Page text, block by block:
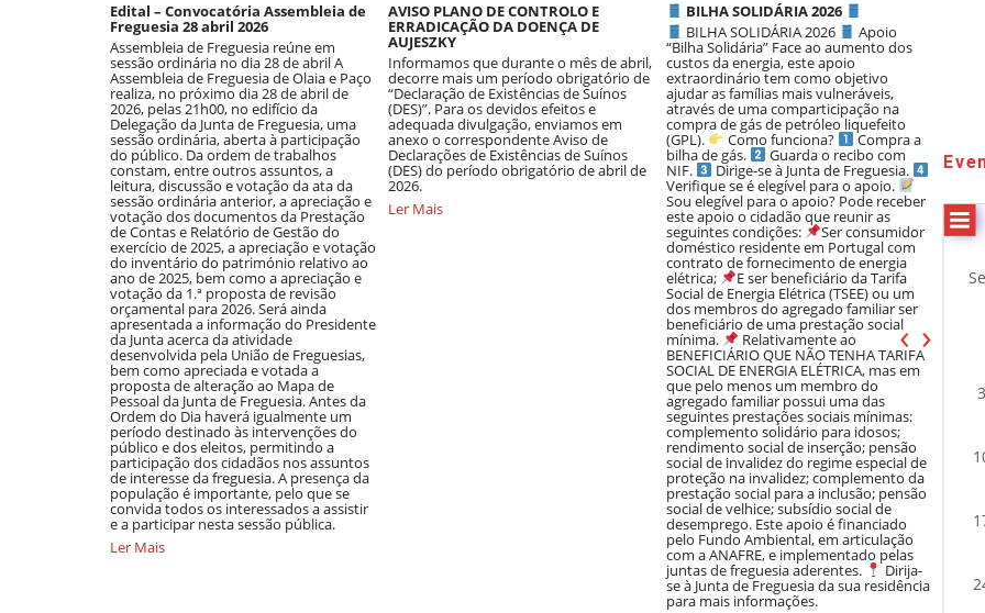
Edital – Convocatória Assembleia de
Freguesia 28 abril 2026
Assembleia de Freguesia reúne em
sessão ordinária no dia 28 de abril A
Assembleia de Freguesia de Olaia e Paço
realiza, no próximo dia 28 de abril de
2026, pelas 21h00, no edifício da
Delegação da Junta de Freguesia, uma
sessão ordinária, aberta à participação
do público. Da ordem de trabalhos
constam, entre outros assuntos, a
leitura, discussão e votação da ata da
sessão ordinária anterior, a apreciação e
votação dos documentos da Prestação
de Contas e Relatório de Gestão do
exercício de 2025, a apreciação e votação
do inventário do património relativo ao
ano de 2025, bem como a apreciação e
votação da 1.ª proposta de revisão
orçamental para 2026. Será ainda
apresentada a informação do Presidente
da Junta acerca da atividade
desenvolvida pela União de Freguesias,
bem como apreciada e votada a
proposta de alteração ao Mapa de
Pessoal da Junta de Freguesia. Antes da
Ordem do Dia haverá igualmente um
período destinado às intervenções do
público e dos eleitos, permitindo a
participação dos cidadãos nos assuntos
de interesse da freguesia. A presença da
população é importante, pelo que se
convida todos os interessados a assistir
e a participar nesta sessão pública.
Ler Mais
AVISO PLANO DE CONTROLO E
ERRADICAÇÃO DA DOENÇA DE
AUJESZKY
Informamos que durante o mês de abril,
decorre mais um período obrigatório de
“Declaração de Existências de Suínos
(DES)”. Para os devidos efeitos e
adequada divulgação, enviamos em
anexo o correspondente Aviso de
Declarações de Existências de Suínos
(DES) do período obrigatório de abril de
2026.
Ler Mais
BILHA SOLIDÁRIA 2026
BILHA SOLIDÁRIA 2026 Apoio
“Bilha Solidária” Face ao aumento dos
custos da energia, este apoio
extraordinário tem como objetivo
ajudar as famílias mais vulneráveis,
através de uma comparticipação na
compra de gás de petróleo liquefeito
(GPL). Como funciona? Compra a
bilha de gás. Guarda o recibo com
NIF. Dirige-se à Junta de Freguesia.
Verifique se é elegível para o apoio.
Sou elegível para o apoio? Pode receber
este apoio o cidadão que reunir as
seguintes condições: Ser consumidor
doméstico residente em Portugal com
contrato de fornecimento de energia
elétrica; E ser beneficiário da Tarifa
Social de Energia Elétrica (TSEE) ou um
dos membros do agregado familiar ser
beneficiário de uma prestação social
mínima. Relativamente ao
BENEFICIÁRIO QUE NÃO TENHA TARIFA
SOCIAL DE ENERGIA ELÉTRICA, mas em
que pelo menos um membro do
agregado familiar possui uma das
seguintes prestações sociais mínimas:
complemento solidário para idosos;
rendimento social de inserção; pensão
social de invalidez do regime especial de
proteção na invalidez; complemento da
prestação social para a inclusão; pensão
social de velhice; subsídio social de
desemprego. Este apoio é financiado
pelo Fundo Ambiental, em articulação
com a ANAFRE, e implementado pelas
juntas de freguesia aderentes. Dirija-
se à Junta de Freguesia da sua residência
para mais informações.
posto
foi
com
Ler
‹ ›
2026
Janeiro
Fevereiro
Março
Abril
Maio
Junho
Julho
Agosto
Setembro
Outubro
Novembro
3